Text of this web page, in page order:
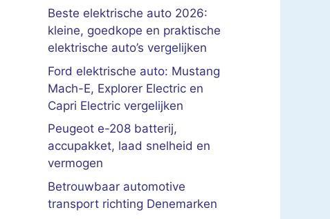
Beste elektrische auto 2026:
kleine, goedkope en praktische
elektrische auto’s vergelijken
Ford elektrische auto: Mustang
Mach-E, Explorer Electric en
Capri Electric vergelijken
Peugeot e-208 batterij,
accupakket, laad snelheid en
vermogen
Betrouwbaar automotive
transport richting Denemarken